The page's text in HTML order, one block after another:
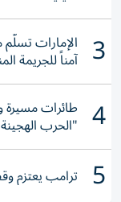
3 الإمارات تسلّم
آمناً للجريمة
4 طائرات مسيرة
"الحرب
5 ترامب يعتزم